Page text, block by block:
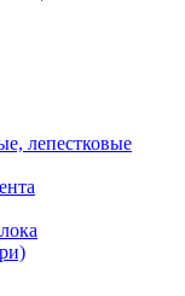
лепестковые